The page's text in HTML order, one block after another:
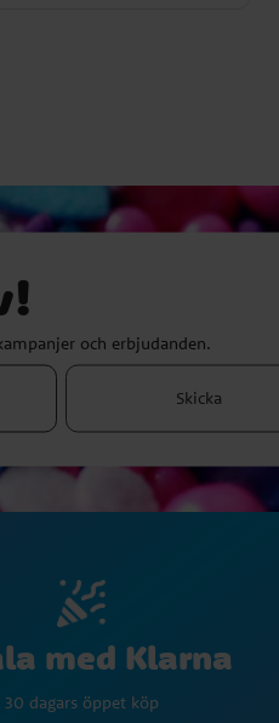
och erbjudanden.
Skicka
med Klarna
30 dagars öppet köp